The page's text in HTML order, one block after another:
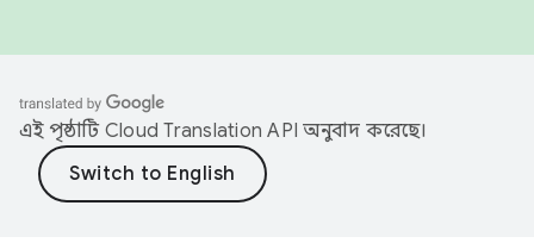
এই পৃষ্ঠাটি Cloud Translation API অনুবাদ করেছে।